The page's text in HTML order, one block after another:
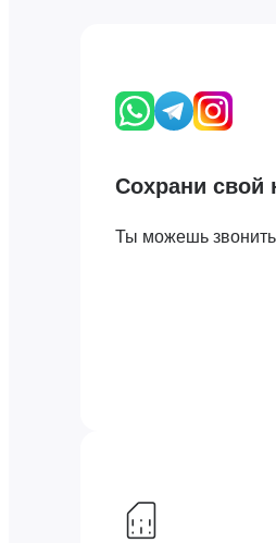
Сохрани свой
Ты можешь звонить